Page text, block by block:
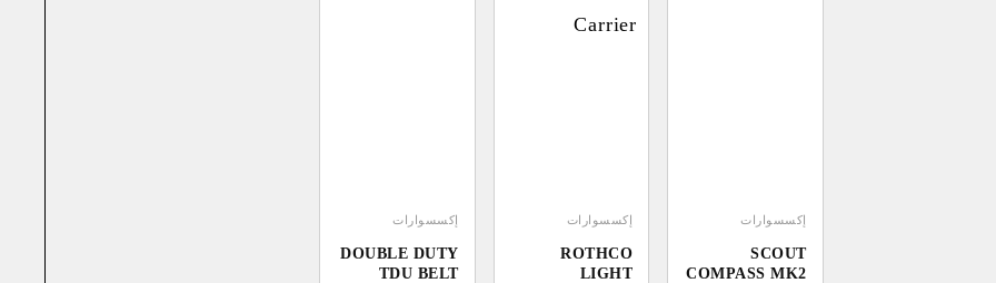
إكسسوارات
SCOUT
COMPASS MK2
إكسسوارات
ROTHCO
LIGHT
إكسسوارات
DOUBLE DUTY
TDU BELT